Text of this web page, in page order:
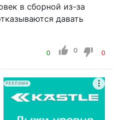
в сборной из-за
давать
0 0 0
РЕКЛАМА